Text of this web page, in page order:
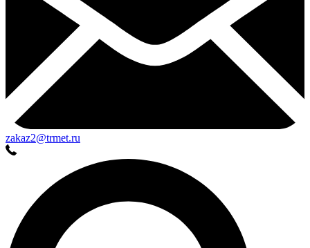
zakaz2@trmet.ru